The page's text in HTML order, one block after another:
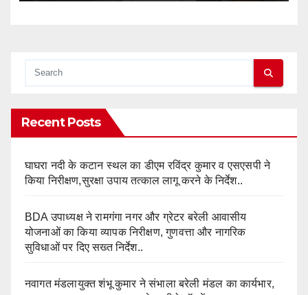
Recent Posts
घाघरा नदी के कटान स्थल का डीएम रविंद्र कुमार व एसएसपी ने
किया निरीक्षण,सुरक्षा उपाय तत्काल लागू करने के निर्देश..
BDA उपाध्यक्ष ने रामगंगा नगर और ग्रेटर बरेली आवासीय
योजनाओं का किया व्यापक निरीक्षण, गुणवत्ता और नागरिक
सुविधाओं पर दिए सख्त निर्देश..
नवागत मंडलायुक्त शंभू कुमार ने संभाला बरेली मंडल का कार्यभार,